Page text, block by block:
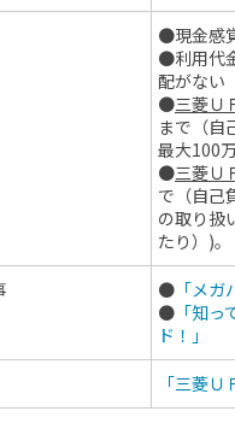
●現金感
●利用代
配がない
●三菱Ｕ
まで（自
最大100
●三菱Ｕ
で（自己
の取り扱
たり）)。
● 「メ
● 「知
ド！」
「三菱